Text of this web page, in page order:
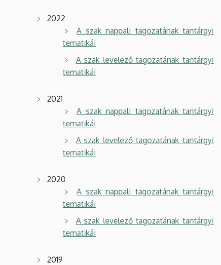
2022
A szak nappali tagozatának tantárgyi
tematikái
A szak levelező tagozatának tantárgyi
tematikái
2021
A szak nappali tagozatának tantárgyi
tematikái
A szak levelező tagozatának tantárgyi
tematikái
2020
A szak nappali tagozatának tantárgyi
tematikái
A szak levelező tagozatának tantárgyi
tematikái
2019